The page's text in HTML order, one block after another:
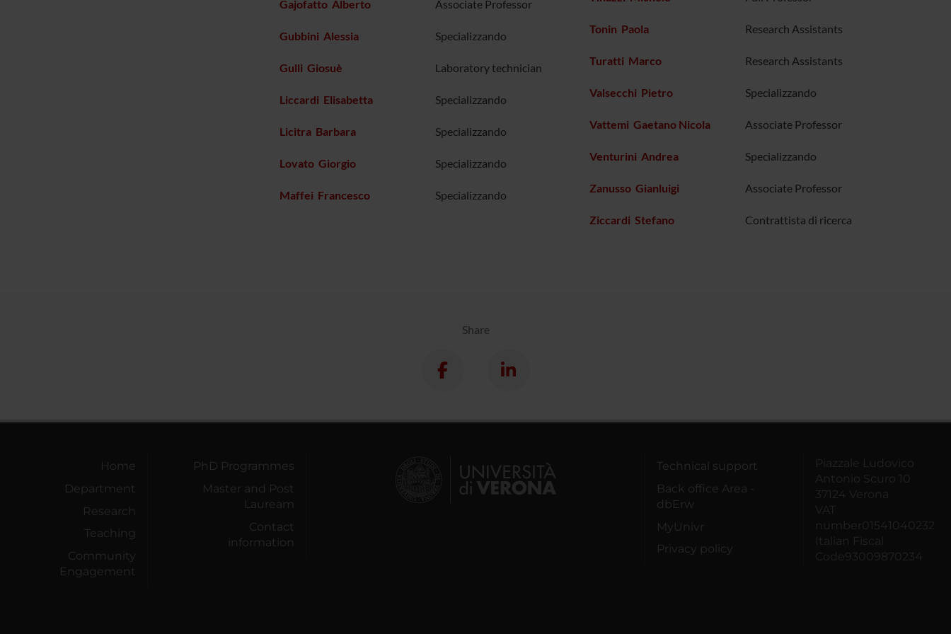
Gajofatto Alberto Associate Professor
Gubbini Alessia Specializzando
Gulli Giosuè Laboratory technician
Liccardi Elisabetta Specializzando
Licitra Barbara Specializzando
Lovato Giorgio Specializzando
Maffei Francesco Specializzando
Tonin Paola Research Assistants
Turatti Marco Research Assistants
Valsecchi Pietro Specializzando
Vattemi Gaetano Nicola Associate Professor
Venturini Andrea Specializzando
Zanusso Gianluigi Associate Professor
Ziccardi Stefano Contrattista di ricerca
Share
Home
Department
Research
Teaching
Community
Engagement
PhD Programmes
Master and Post
Lauream
Contact
information
Technical support
Back office Area -
dbErw
MyUnivr
Privacy policy
Piazzale Ludovico
Antonio Scuro 10
37124 Verona
VAT
number01541040232
Italian Fiscal
Code93009870234